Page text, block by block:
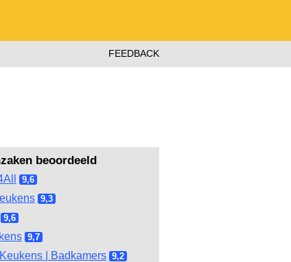
FEEDBACK
beoordeeld
9,6
9,3
9,6
9,7
| Badkamers 9,2